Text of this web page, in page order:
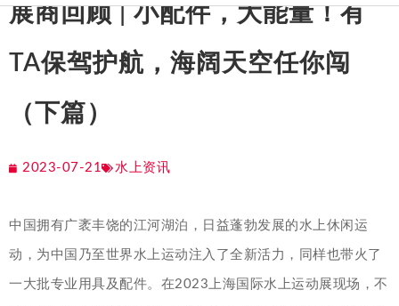
展商回顾 | 小配件，大能量！有
TA保驾护航，海阔天空任你闯
（下篇）
2023-07-21 水上资讯
中国拥有广袤丰饶的江河湖泊，日益蓬勃发展的水上休闲运
动，为中国乃至世界水上运动注入了全新活力，同样也带火了
一大批专业用具及配件。在2023上海国际水上运动展现场，不